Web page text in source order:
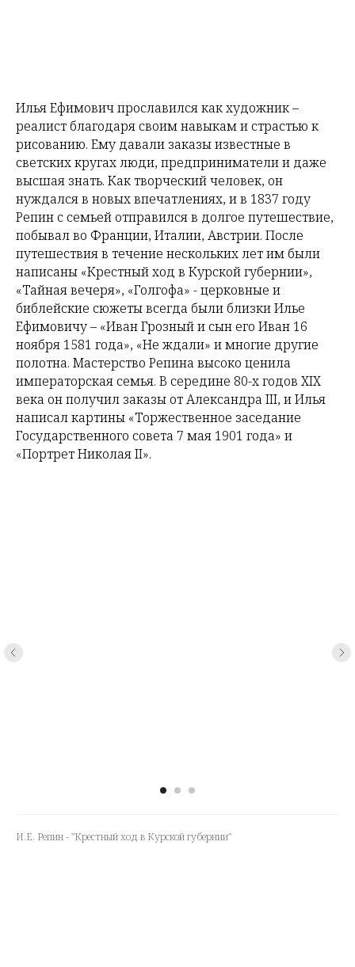
Илья Ефимович прославился как художник –
реалист благодаря своим навыкам и страстью к
рисованию. Ему давали заказы известные в
светских кругах люди, предприниматели и даже
высшая знать. Как творческий человек, он
нуждался в новых впечатлениях, и в 1837 году
Репин с семьей отправился в долгое путешествие,
побывал во Франции, Италии, Австрии. После
путешествия в течение нескольких лет им были
написаны «Крестный ход в Курской губернии»,
«Тайная вечеря», «Голгофа» - церковные и
библейские сюжеты всегда были близки Илье
Ефимовичу – «Иван Грозный и сын его Иван 16
ноября 1581 года», «Не ждали» и многие другие
полотна. Мастерство Репина высоко ценила
императорская семья. В середине 80-х годов XIX
века он получил заказы от Александра III, и Илья
написал картины «Торжественное заседание
Государственного совета 7 мая 1901 года» и
«Портрет Николая II».
И.Е. Репин - "Крестный ход в Курской губернии"